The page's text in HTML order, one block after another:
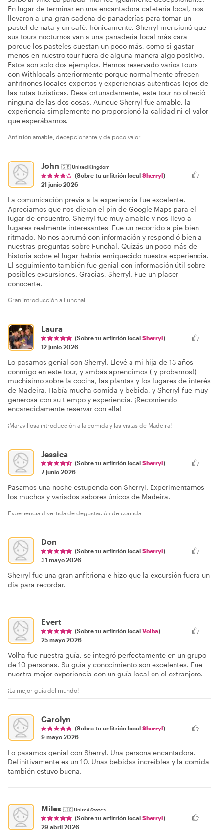
En lugar de terminar en una encantadora cafetería local, nos
llevaron a una gran cadena de panaderías para tomar un
pastel de nata y un café. Irónicamente, Sherryl mencionó que
sus tours nocturnos van a una panadería local más cara
porque los pasteles cuestan un poco más, como si gastar
menos en nuestro tour fuera de alguna manera algo positivo.
Estos son solo dos ejemplos. Hemos reservado varios tours
con Withlocals anteriormente porque normalmente ofrecen
anfitriones locales expertos y experiencias auténticas lejos de
las rutas turísticas. Desafortunadamente, este tour no ofreció
ninguna de las dos cosas. Aunque Sherryl fue amable, la
experiencia simplemente no proporcionó la calidad ni el valor
que esperábamos.
Anfitrión amable, decepcionante y de poco valor
John 🇬🇧United Kingdom
(Sobre tu anfitrión local Sherryl)
21 junio 2026
La comunicación previa a la experiencia fue excelente.
Apreciamos que nos dieran el pin de Google Maps para el
lugar de encuentro. Sherryl fue muy amable y nos llevó a
lugares realmente interesantes. Fue un recorrido a pie bien
ritmado. No nos abrumó con información y respondió bien a
nuestras preguntas sobre Funchal. Quizás un poco más de
historia sobre el lugar habría enriquecido nuestra experiencia.
El seguimiento también fue genial con información útil sobre
posibles excursiones. Gracias, Sherryl. Fue un placer
conocerte.
Gran introducción a Funchal
Laura
(Sobre tu anfitrión local Sherryl)
12 junio 2026
Lo pasamos genial con Sherryl. Llevé a mi hija de 13 años
conmigo en este tour, y ambas aprendimos (¡y probamos!)
muchísimo sobre la cocina, las plantas y los lugares de interés
de Madeira. Había mucha comida y bebida, y Sherryl fue muy
generosa con su tiempo y experiencia. ¡Recomiendo
encarecidamente reservar con ella!
¡Maravillosa introducción a la comida y las vistas de Madeira!
Jessica
(Sobre tu anfitrión local Sherryl)
7 junio 2026
Pasamos una noche estupenda con Sherryl. Experimentamos
los muchos y variados sabores únicos de Madeira.
Experiencia divertida de degustación de comida
Don
(Sobre tu anfitrión local Sherryl)
31 mayo 2026
Sherryl fue una gran anfitriona e hizo que la excursión fuera un
día para recordar.
Evert
(Sobre tu anfitrión local Volha)
25 mayo 2026
Volha fue nuestra guía, se integró perfectamente en un grupo
de 10 personas. Su guía y conocimiento son excelentes. Fue
nuestra mejor experiencia con un guía local en el extranjero.
¡La mejor guía del mundo!
Carolyn
(Sobre tu anfitrión local Sherryl)
9 mayo 2026
Lo pasamos genial con Sherryl. Una persona encantadora.
Definitivamente es un 10. Unas bebidas increíbles y la comida
también estuvo buena.
Miles 🇺🇸United States
(Sobre tu anfitrión local Sherryl)
29 abril 2026